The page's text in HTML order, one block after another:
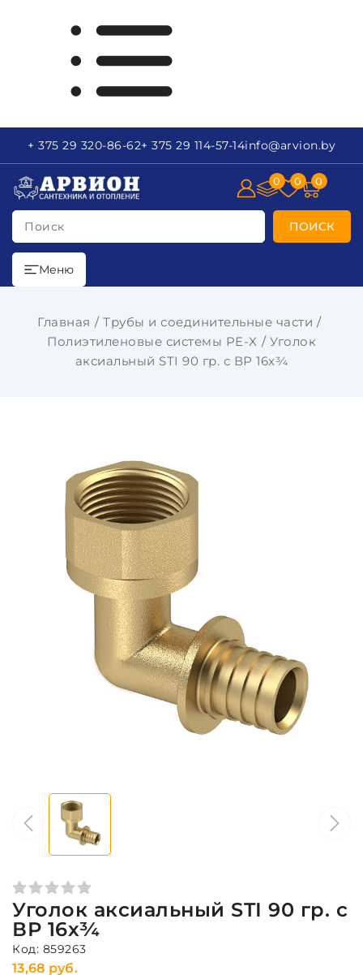
+ 375 29 320-86-62+ 375 29 114-57-14info@arvion.by
Поиск ПОИСК
0 0 0
Меню
Главная
Трубы и соединительные части
Полиэтиленовые системы PE-X
Уголок
аксиальный STI 90 гр. с ВР 16х¾
Уголок аксиальный STI 90 гр. с
ВР 16х¾
Код: 859263
13,68 руб.